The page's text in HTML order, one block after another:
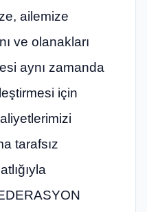
ailemize
ve olanakları
aynı zamanda
için
tarafsız